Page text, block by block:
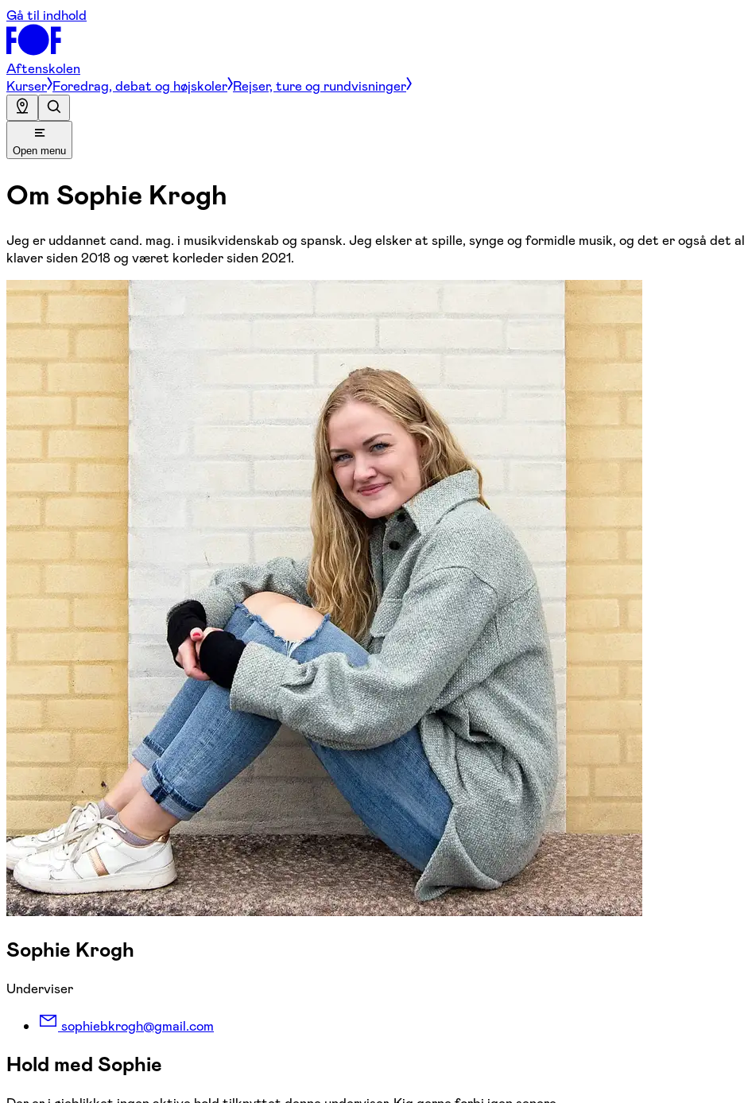
Gå til indhold
Aftenskolen
Kurser Foredrag, debat og højskoler Rejser, ture og rundvisninger
Open menu
Om Sophie Krogh
Jeg er uddannet cand. mag. i musikvidenskab og spansk. Jeg elsker at spille, synge og formidle musik, og det er også det
klaver siden 2018 og været korleder siden 2021.
Sophie Krogh
Underviser
sophiebkrogh@gmail.com
Hold med Sophie